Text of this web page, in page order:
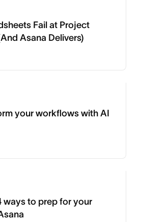
Fail at Project
Asana Delivers)
your workflows with AI
ways to prep for your